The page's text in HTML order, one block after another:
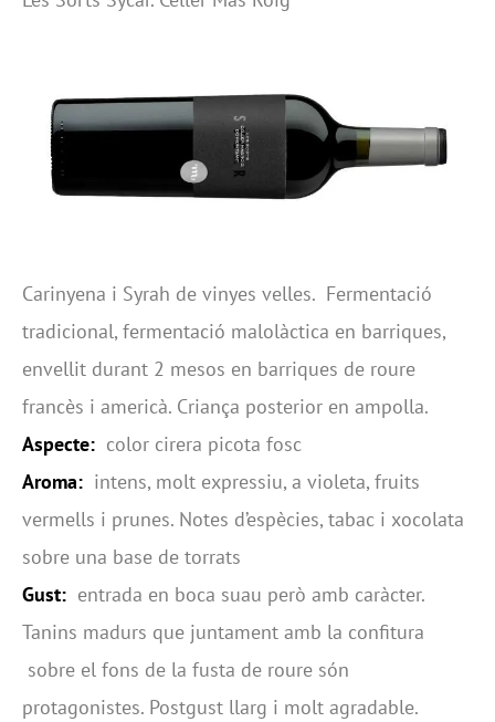
Carinyena i Syrah de vinyes velles. Fermentació
tradicional, fermentació malolàctica en barriques,
envellit durant 2 mesos en barriques de roure
francès i americà. Criança posterior en ampolla.
Aspecte: color cirera picota fosc
Aroma: intens, molt expressiu, a violeta, fruits
vermells i prunes. Notes d’espècies, tabac i xocolata
sobre una base de torrats
Gust: entrada en boca suau però amb caràcter.
Tanins madurs que juntament amb la confitura
sobre el fons de la fusta de roure són
protagonistes. Postgust llarg i molt agradable.